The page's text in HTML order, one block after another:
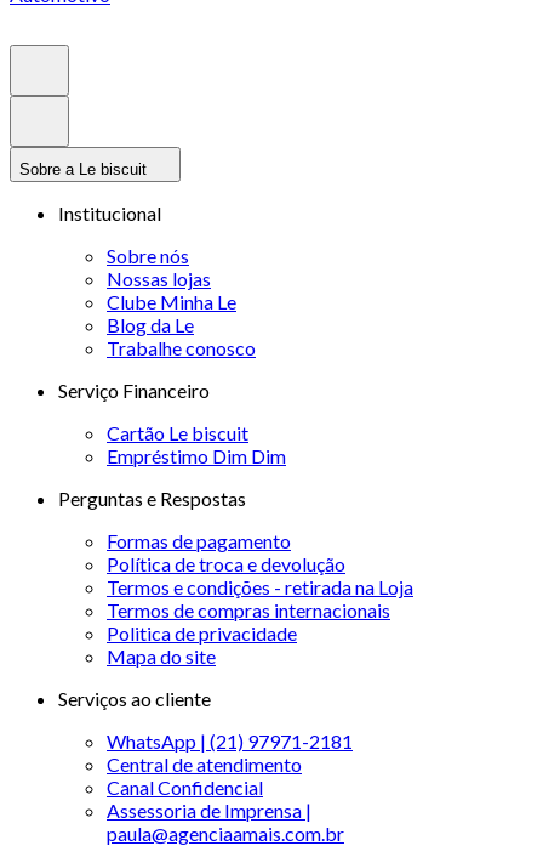
Sobre a Le biscuit
Institucional
Sobre nós
Nossas lojas
Clube Minha Le
Blog da Le
Trabalhe conosco
Serviço Financeiro
Cartão Le biscuit
Empréstimo Dim Dim
Perguntas e Respostas
Formas de pagamento
Política de troca e devolução
Termos e condições - retirada na Loja
Termos de compras internacionais
Politica de privacidade
Mapa do site
Serviços ao cliente
WhatsApp | (21) 97971-2181
Central de atendimento
Canal Confidencial
Assessoria de Imprensa |
paula@agenciaamais.com.br